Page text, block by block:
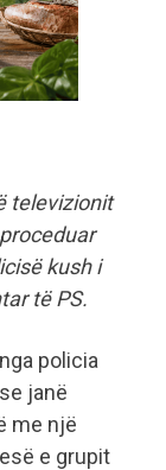
televizionit
kush i
të PS.
policia
janë
me një
e grupit